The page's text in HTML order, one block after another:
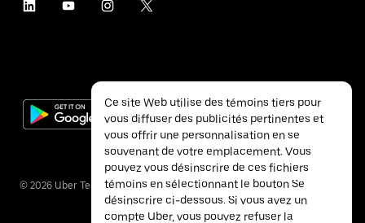
© 2026 Uber Technologies inc.
Ce site Web utilise des témoins tiers pour
vous diffuser des publicités pertinentes et
vous offrir une personnalisation en se
souvenant de votre emplacement. Vous
pouvez vous désinscrire de ces fichiers
témoins en sélectionnant le bouton Se
désinscrire ci-dessous. Si vous avez un
compte Uber, vous pouvez refuser la